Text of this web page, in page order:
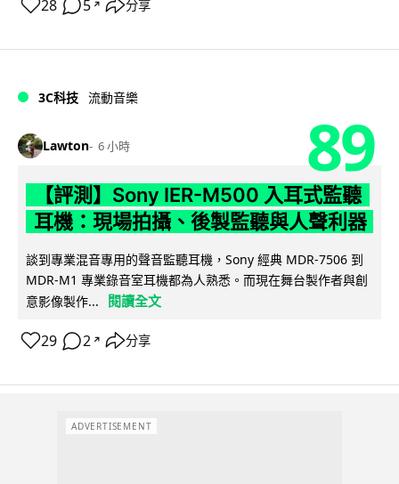
28 5 ↗ 分享
3C科技 流動音樂
Lawton 6 小時 89
【評測】Sony IER-M500 入耳式監聽
耳機：現場拍攝、後製監聽與人聲利器
談到專業混音專用的聲音監聽耳機，Sony 經典 MDR-7506 到
MDR-M1 專業錄音室耳機都為人熟悉。而現在舞台製作者與創
意影像製作...
閱讀全文
29 2 ↗ 分享
ADVERTISEMENT